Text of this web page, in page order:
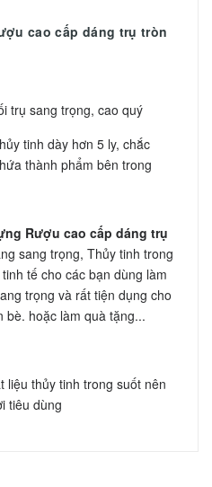
cao cấp dáng trụ tròn
trụ sang trọng, cao quý
tinh dày hơn 5 ly, chắc
thành phẩm bên trong
Rượu cao cấp dáng trụ
sang trọng, Thủy tinh trong
tế cho các bạn dùng làm
trọng và rất tiện dụng cho
bè. hoặc làm quà tặng...
liệu thủy tinh trong suốt nên
tiêu dùng